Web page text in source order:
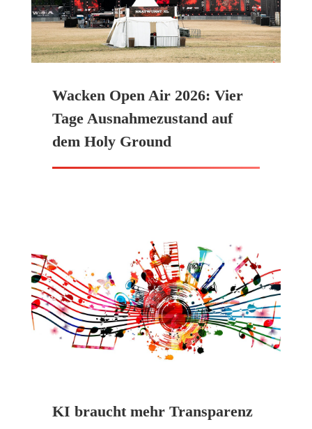
Wacken Open Air 2026: Vier
Tage Ausnahmezustand auf
dem Holy Ground
KI braucht mehr Transparenz